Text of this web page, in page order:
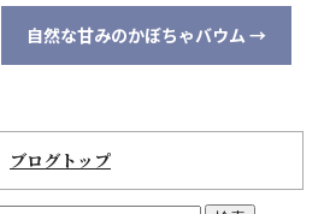
自然な甘みのかぼちゃバウム →
ブログトップ